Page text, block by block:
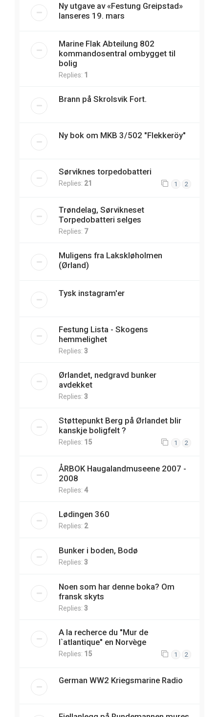
Ny utgave av «Festung Greipstad»
lanseres 19. mars
Marine Flak Abteilung 802
kommandosentral ombygget til
bolig
Replies: 1
Brann på Skrolsvik Fort.
Ny bok om MKB 3/502 "Flekkeröy"
Sørviknes torpedobatteri
Replies: 21 1 2
Trøndelag, Sørvikneset
Torpedobatteri selges
Replies: 7
Muligens fra Lakskløholmen
(Ørland)
Tysk instagram'er
Festung Lista - Skogens
hemmelighet
Replies: 3
Ørlandet, nedgravd bunker
avdekket
Replies: 3
Støttepunkt Berg på Ørlandet blir
kanskje boligfelt ?
Replies: 15 1 2
ÅRBOK Haugalandmuseene 2007 -
2008
Replies: 4
Lødingen 360
Replies: 2
Bunker i boden, Bodø
Replies: 3
Noen som har denne boka? Om
fransk skyts
Replies: 3
A la recherce du "Mur de
l`atlantique" en Norvège
Replies: 15 1 2
German WW2 Kriegsmarine Radio